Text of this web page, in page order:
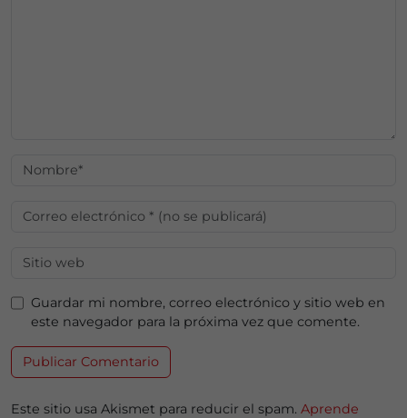
Guardar mi nombre, correo electrónico y sitio web en
este navegador para la próxima vez que comente.
Este sitio usa Akismet para reducir el spam. Aprende